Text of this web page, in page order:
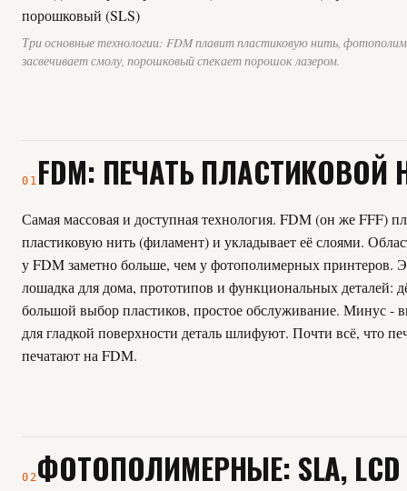
Три основные технологии: FDM плавит пластиковую нить,
засвечивает смолу, порошковый спекает порошок лазером.
01 FDM: ПЕЧАТЬ ПЛАСТИКОВОЙ
Самая массовая и доступная технология. FDM (он же FFF)
пластиковую нить (филамент) и укладывает её слоями.
у FDM заметно больше, чем у фотополимерных принтеров.
лошадка для дома, прототипов и функциональных деталей:
большой выбор пластиков, простое обслуживание. Минус -
для гладкой поверхности деталь шлифуют. Почти всё, что
печатают на FDM.
02ФОТОПОЛИМЕРНЫЕ: SLA, LCD